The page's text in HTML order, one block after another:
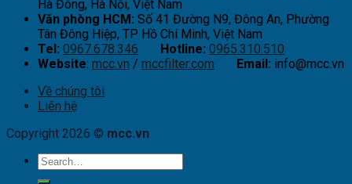
Hà Đông, Hà Nội, Việt Nam
Văn phòng HCM: Số 41 Đường N9, Đông An, Phường
Tân Đông Hiệp, TP Hồ Chí Minh, Việt Nam
Tel: 0967.678.346 Hotline: 0965.310.510
Website: mcc.vn / mccfilter.com Email: info@mcc.vn
Về chúng tôi
Liên hệ
Copyright 2026 © mcc.vn